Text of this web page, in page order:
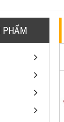
PHẨM